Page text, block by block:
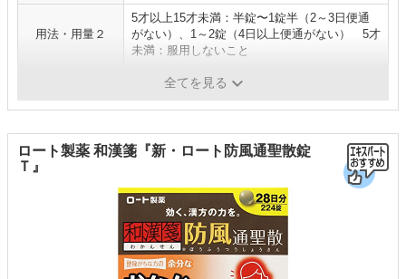
用法・用量２
5才以上15才未満：半錠〜1錠半（2～3日便通
がない）、1～2錠（4日以上便通がない） 5才
未満：服用しないこと
第2類医薬品
全てを見る
ロート製薬 和漢箋『新・ロート防風通聖散錠
Ｔ』